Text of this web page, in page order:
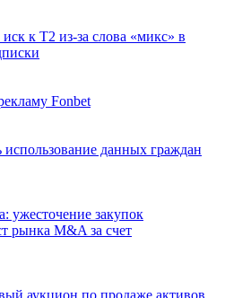
к Т2 из-за слова «микс» в
Fonbet
использование данных граждан
ужесточение закупок
рынка M&A за счет
аукцион по продаже активов